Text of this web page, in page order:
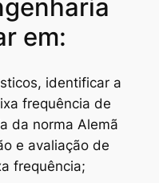
em:
identificar a
frequência de
da norma Alemã
e avaliação de
frequência;